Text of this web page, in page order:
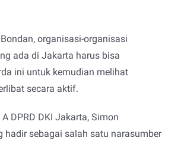
organisasi-organisasi
ada di Jakarta harus bisa
ini untuk kemudian melihat
secara aktif.
DPRD DKI Jakarta, Simon
hadir sebagai salah satu narasumber